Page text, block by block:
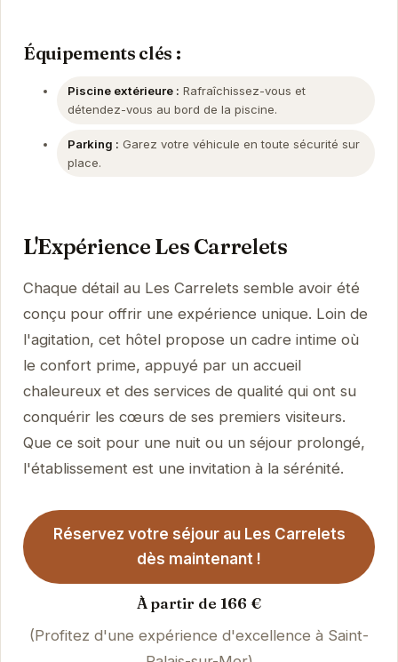
Équipements clés :
Piscine extérieure : Rafraîchissez-vous et
détendez-vous au bord de la piscine.
Parking : Garez votre véhicule en toute sécurité sur
place.
L'Expérience Les Carrelets
Chaque détail au Les Carrelets semble avoir été
conçu pour offrir une expérience unique. Loin de
l'agitation, cet hôtel propose un cadre intime où
le confort prime, appuyé par un accueil
chaleureux et des services de qualité qui ont su
conquérir les cœurs de ses premiers visiteurs.
Que ce soit pour une nuit ou un séjour prolongé,
l'établissement est une invitation à la sérénité.
Réservez votre séjour au Les Carrelets
dès maintenant !
À partir de 166 €
(Profitez d'une expérience d'excellence à Saint-